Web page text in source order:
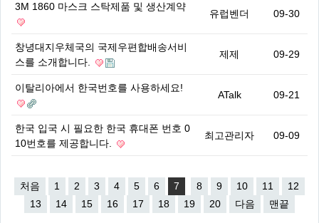
3M 1860 마스크 스탁제품 및 생산계약
유럽벤더 09-30
창녕대지우체국의 국제우편합배송서비
스를 소개합니다.
제제 09-29
이탈리아에서 한국번호를 사용하세요!
ATalk 09-21
한국 입국 시 필요한 한국 휴대폰 번호 0
10번호를 제공합니다.
최고관리자 09-09
처음 1 2 3 4 5 6 7 8 9 10 11
12
13
14 15 16 17 18 19 20 다음 맨끝